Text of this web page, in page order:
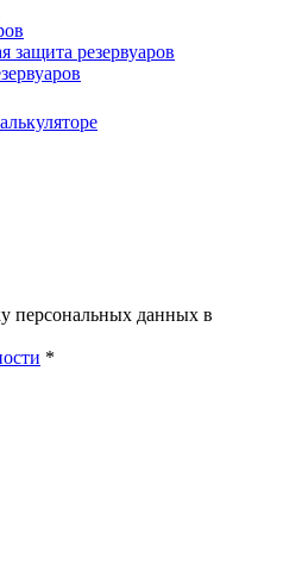
защита резервуаров
персональных данных в
*